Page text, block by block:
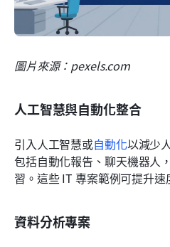
圖片來源：pexels.com
人工智慧與自動化整合
引入人工智慧或自動化以減少
包括自動化報告、聊天機器人
習。這些 IT 專案範例可提升速
資料分析專案